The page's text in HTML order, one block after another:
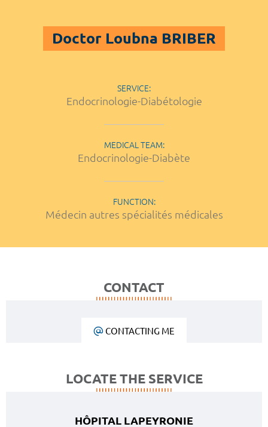
Doctor Loubna BRIBER
SERVICE:
Endocrinologie-Diabétologie
MEDICAL TEAM:
Endocrinologie-Diabète
FUNCTION:
Médecin autres spécialités médicales
CONTACT
CONTACTING ME
LOCATE THE SERVICE
HÔPITAL LAPEYRONIE